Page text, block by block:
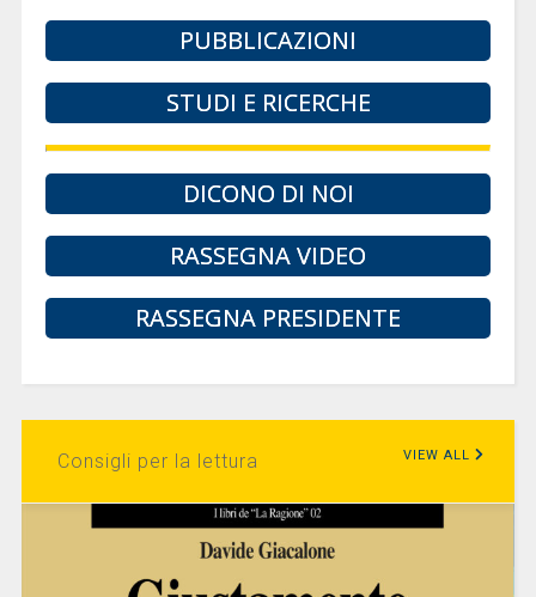
PUBBLICAZIONI
STUDI E RICERCHE
DICONO DI NOI
RASSEGNA VIDEO
RASSEGNA PRESIDENTE
Consigli per la lettura VIEW ALL